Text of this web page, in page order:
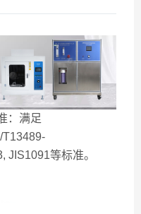
：满足
T13489-
JIS1091等标准。